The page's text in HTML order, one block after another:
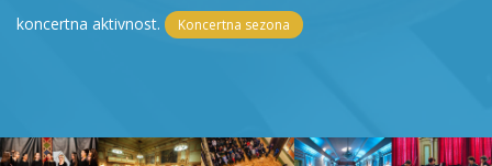
koncertna aktivnost.
Koncertna sezona